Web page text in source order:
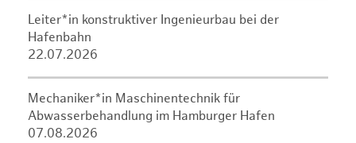
Leiter*in konstruktiver Ingenieurbau bei der
Hafenbahn
22.07.2026
Mechaniker*in Maschinentechnik für
Abwasserbehandlung im Hamburger Hafen
07.08.2026